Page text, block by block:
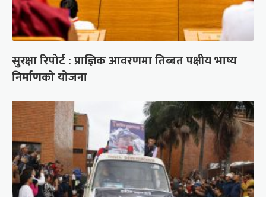
सुरक्षा रिपोर्ट : प्राज्ञिक आवरणमा तिब्बत पक्षीय भाष्य
निर्माणको योजना